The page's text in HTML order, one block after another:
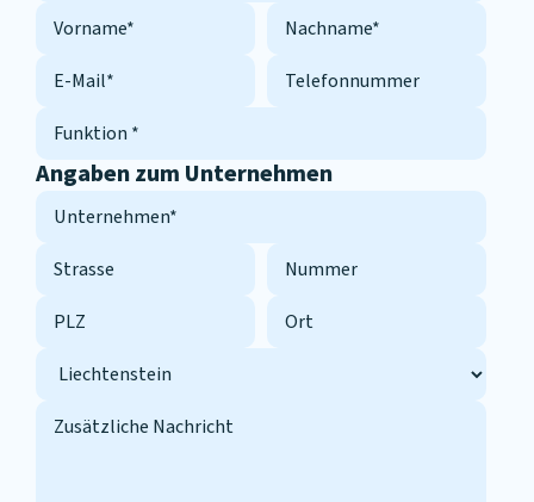
Angaben zum Unternehmen
Vorname
Nachname
Unternehmen
Email
Strasse Nummer
Telefonnummer
PLZ Ort
Funktion
Address
Land
Zusätzliche